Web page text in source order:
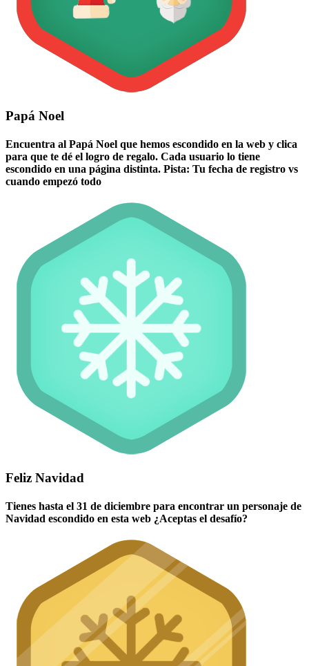
Papá Noel
Encuentra al Papá Noel que hemos escondido en la web y clica
para que te dé el logro de regalo. Cada usuario lo tiene
escondido en una página distinta. Pista: Tu fecha de registro vs
cuando empezó todo
Feliz Navidad
Tienes hasta el 31 de diciembre para encontrar un personaje de
Navidad escondido en esta web ¿Aceptas el desafío?